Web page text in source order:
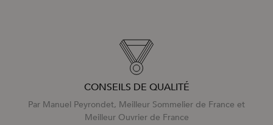
CONSEILS DE QUALITÉ
Par Manuel Peyrondet, Meilleur Sommelier de France et
Meilleur Ouvrier de France